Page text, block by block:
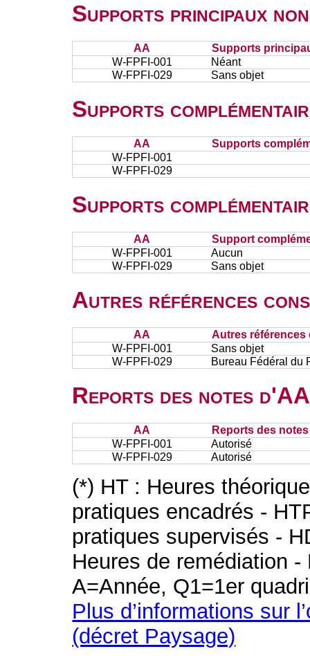
Supports principaux
AA
Supports
W-FPFI-001
Néant
W-FPFI-029
Sans objet
Supports
AA
Supports
W-FPFI-001
W-FPFI-029
Supports
AA
Support
W-FPFI-001
Aucun
W-FPFI-029
Sans objet
Autres références
AA
Autres références
W-FPFI-001
Sans objet
W-FPFI-029
Bureau Fédéral du
Reports des notes
AA
Reports des
W-FPFI-001
Autorisé
W-FPFI-029
Autorisé
(*) HT : Heures
pratiques encadrés -
pratiques supervisés -
Heures de remédiation
A=Année, Q1=1er
Plus d’informations sur
(décret Paysage)